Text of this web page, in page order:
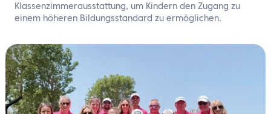
Klassenzimmerausstattung, um Kindern den Zugang zu
einem höheren Bildungsstandard zu ermöglichen.